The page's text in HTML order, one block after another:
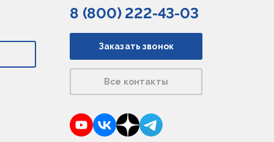
8 (800) 222-43-03
Заказать звонок
Все контакты
YouTubeVKontakte
DzenTelegram